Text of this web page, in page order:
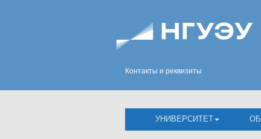
Контакты и реквизиты
УНИВЕРСИТЕТ